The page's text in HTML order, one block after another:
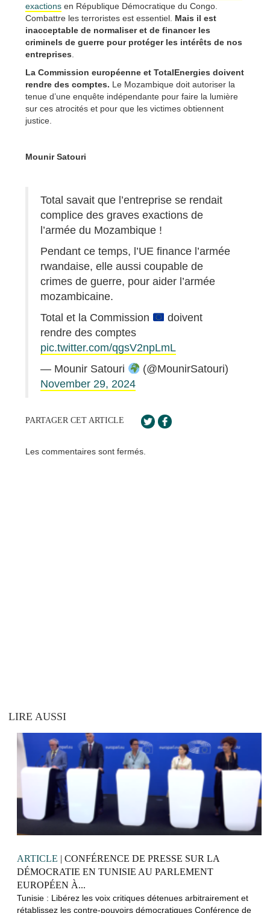
exactions en République Démocratique du Congo.
Combattre les terroristes est essentiel. Mais il est
inacceptable de normaliser et de financer les
criminels de guerre pour protéger les intérêts de nos
entreprises
La Commission européenne et TotalEnergies doivent
rendre des comptes. Le Mozambique doit autoriser la
tenue d’une enquête indépendante pour faire la lumière
sur ces atrocités et pour que les victimes obtiennent
justice.
Mounir Satouri
Total savait que l’entreprise se rendait
complice des graves exactions de
l’armée du Mozambique !
Pendant ce temps, l’UE finance l’armée
rwandaise, elle aussi coupable de
crimes de guerre, pour aider l’armée
mozambicaine.
Total et la Commission
doivent
rendre des comptes
pic.twitter.com/qgsV2npLmL
— Mounir Satouri
(@MounirSatouri)
November 29, 2024
PARTAGER CET ARTICLE
Les commentaires sont fermés.
LIRE AUSSI
ARTICLE | CONFÉRENCE DE PRESSE SUR LA
DÉMOCRATIE EN TUNISIE AU PARLEMENT
EUROPÉEN À...
Tunisie : Libérez les voix critiques détenues arbitrairement et
rétablissez les contre-pouvoirs démocratiques Conférence de